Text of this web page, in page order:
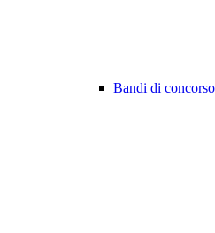
Bandi di concorso